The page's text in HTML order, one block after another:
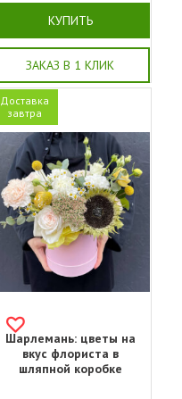
КУПИТЬ
ЗАКАЗ В 1 КЛИК
Доставка
завтра
Шарлемань: цветы на
вкус флориста в
шляпной коробке